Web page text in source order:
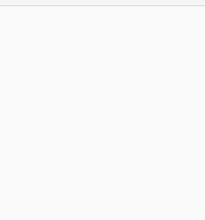
萬物運動大歷史》等書。